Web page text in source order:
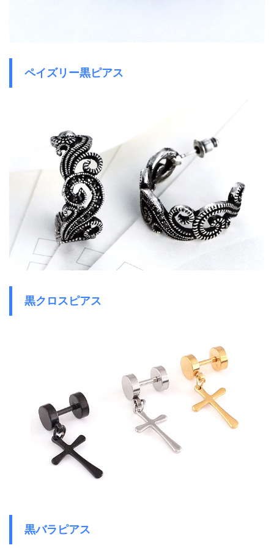
ペイズリー黒ピアス
黒クロスピアス
黒バラピアス